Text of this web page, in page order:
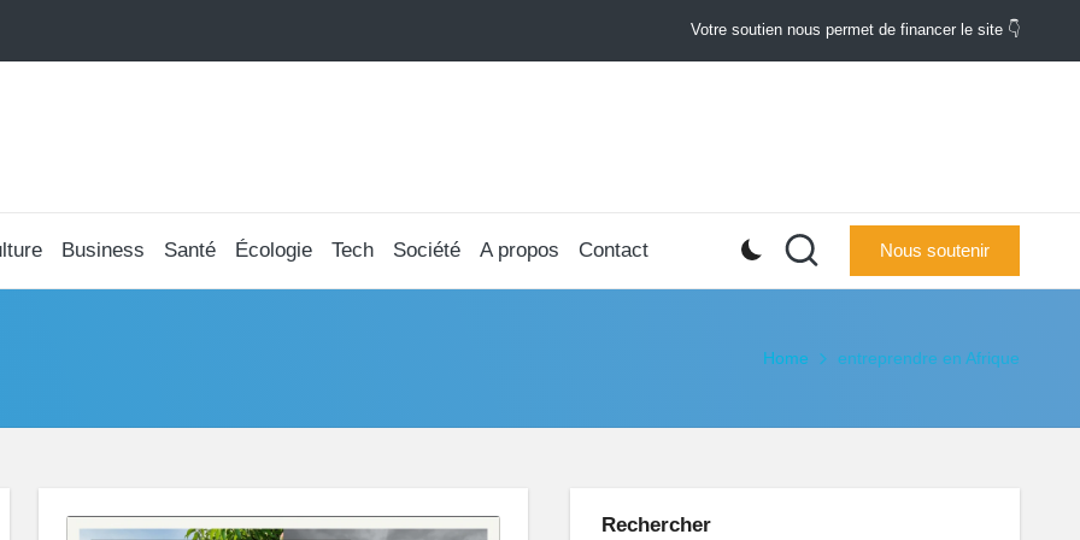
Votre soutien nous permet de financer le site 👇
Business Santé Écologie Tech Société A propos Contact Nous soutenir
Home entreprendre en Afrique
Rechercher